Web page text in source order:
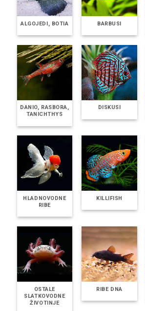
ALGOJEDI, BOTIA BARBUSI
DANIO, RASBORA,
TANICHTHYS
DISKUSI
HLADNOVODNE
RIBE
KILLIFISH
OSTALE
SLATKOVODNE
ŽIVOTINJE
RIBE DNA